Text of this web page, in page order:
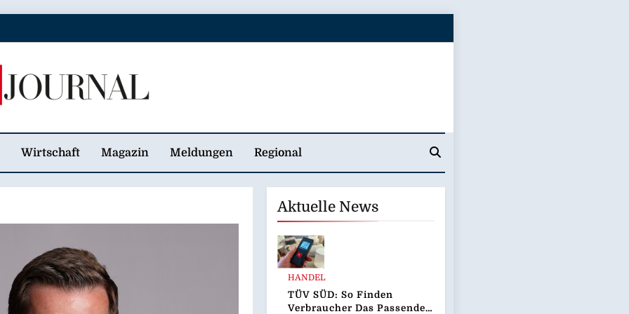
Wirtschaft Magazin Meldungen Regional
Aktuelle News
HANDEL
TÜV SÜD: So Finden
Verbraucher Das Passende